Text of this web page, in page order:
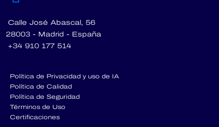
Calle José Abascal, 56
28003 - Madrid - España
+34 910 177 514
Política de Privacidad y uso de IA
Política de Calidad
Política de Seguridad
Términos de Uso
Certificaciones